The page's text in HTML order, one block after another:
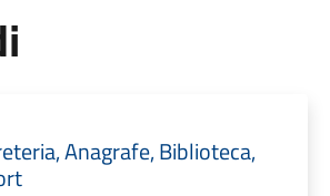
Anagrafe, Biblioteca,